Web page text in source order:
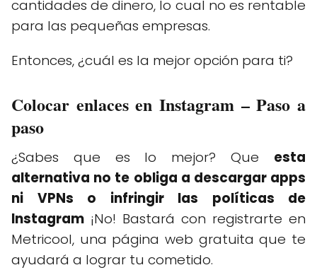
cantidades de dinero, lo cual no es rentable
para las pequeñas empresas.
Entonces, ¿cuál es la mejor opción para ti?
Colocar enlaces en Instagram – Paso a
paso
¿Sabes que es lo mejor? Que esta
alternativa no te obliga a descargar apps
ni VPNs o infringir las políticas de
Instagram ¡No! Bastará con registrarte en
Metricool, una página web gratuita que te
ayudará a lograr tu cometido.